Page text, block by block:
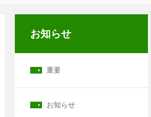
お知らせ
重要
お知らせ